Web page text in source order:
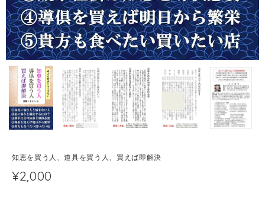
知恵を買う人、道具を買う人、買えば即解決
¥2,000